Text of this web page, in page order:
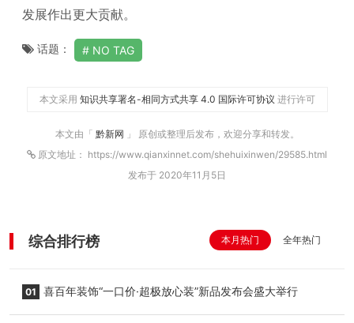
发展作出更大贡献。
话题： NO TAG
本文采用 知识共享署名-相同方式共享 4.0 国际许可协议 进行许可
本文由「 黔新网 」 原创或整理后发布，欢迎分享和转发。
原文地址： https://www.qianxinnet.com/shehuixinwen/29585.html
发布于 2020年11月5日
综合排行榜 本月热门 全年热门
01 喜百年装饰“一口价·超极放心装”新品发布会盛大举行